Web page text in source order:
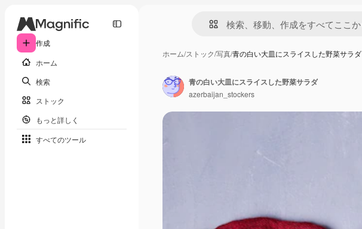
作成
ホーム
検索
ストック
もっと詳しく
すべてのツール
ホーム/ストック/写真/青の白い大皿にスライスした野菜サラダ
青の白い大皿にスライスした野菜サラダ
azerbaijan_stockers